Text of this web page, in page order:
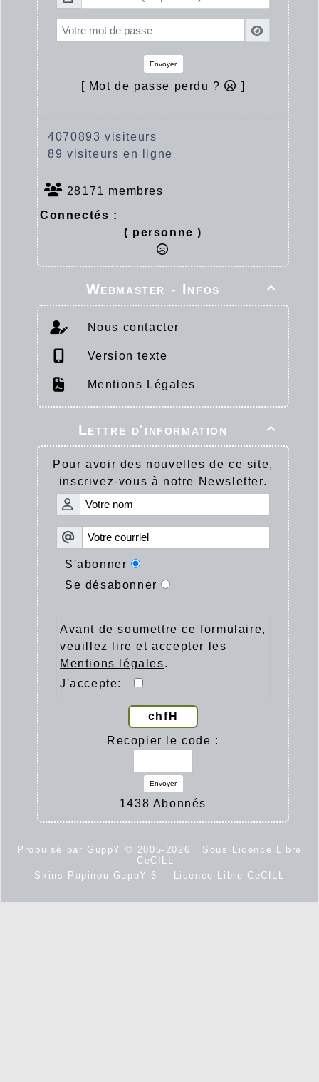
Envoyer
[ Mot de passe perdu ? ]
4070893 visiteurs
89 visiteurs en ligne
28171 membres
Connectés :
( personne )

Webmaster - Infos
Nous contacter
Version texte
Mentions Légales

Lettre d'information
Pour avoir des nouvelles de ce site,
inscrivez-vous à notre Newsletter.
S'abonner
Se désabonner
Avant de soumettre ce formulaire,
veuillez lire et accepter les
Mentions légales.
J'accepte:
chfH
Recopier le code :
Envoyer
1438 Abonnés
Propulsé par GuppY © 2005-2026
Sous Licence Libre
CeCILL
Skins Papinou GuppY 6
Licence Libre CeCILL